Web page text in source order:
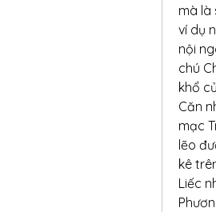
mà là
ví dụ
nội
chú
khổ
Căn
mạc
lẽo
kê
Liếc